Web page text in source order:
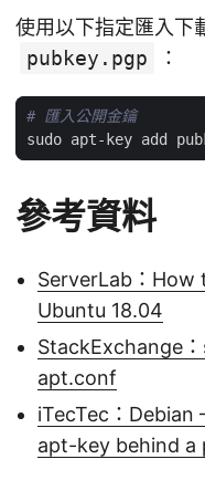
使用以下指定匯入下
pubkey.pgp
：
# 匯入公開金鑰
參考資料
ServerLab：
Ubuntu 18.04
StackExchange
apt.conf
iTecTec：
apt-key behind a